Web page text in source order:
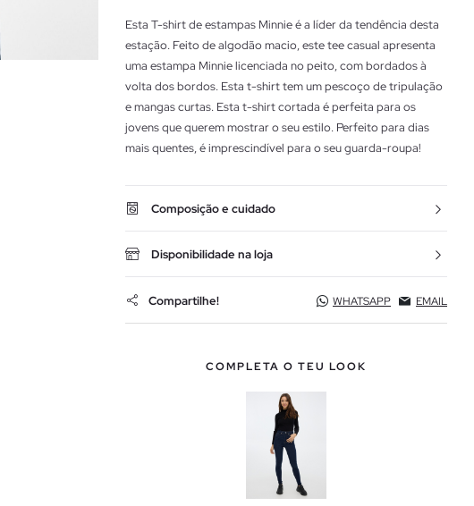
Esta T-shirt de estampas Minnie é a líder da tendência desta
estação. Feito de algodão macio, este tee casual apresenta
uma estampa Minnie licenciada no peito, com bordados à
volta dos bordos. Esta t-shirt tem um pescoço de tripulação
e mangas curtas. Esta t-shirt cortada é perfeita para os
jovens que querem mostrar o seu estilo. Perfeito para dias
mais quentes, é imprescindível para o seu guarda-roupa!
Composição e cuidado
Disponibilidade na loja
Compartilhe! WHATSAPP EMAIL
COMPLETA O TEU LOOK